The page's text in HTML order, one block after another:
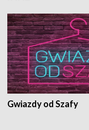
Gwiazdy od Szafy